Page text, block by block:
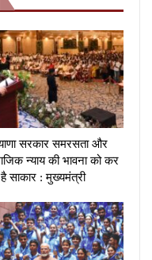
सरकार समरसता और
न्याय की भावना को कर
है साकार : मुख्यमंत्री